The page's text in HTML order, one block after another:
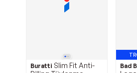
Buratti Slim Fit Anti-
Bad